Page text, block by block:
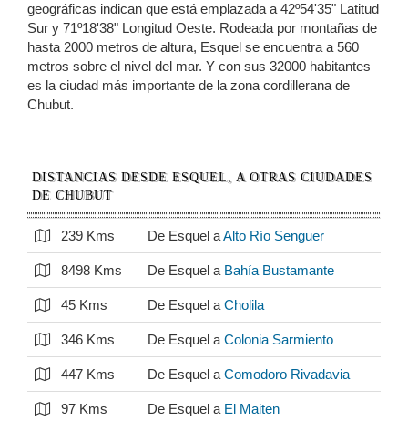
geográficas indican que está emplazada a 42º54'35" Latitud
Sur y 71º18'38" Longitud Oeste. Rodeada por montañas de
hasta 2000 metros de altura, Esquel se encuentra a 560
metros sobre el nivel del mar. Y con sus 32000 habitantes
es la ciudad más importante de la zona cordillerana de
Chubut.
DISTANCIAS DESDE ESQUEL, A OTRAS CIUDADES
DE CHUBUT
239 Kms De Esquel aAlto Río Senguer
8498 Kms De Esquel a Bahía Bustamante
45 Kms De Esquel a Cholila
346 Kms De Esquel a Colonia Sarmiento
447 Kms De Esquel a Comodoro Rivadavia
97 Kms De Esquel a El Maiten